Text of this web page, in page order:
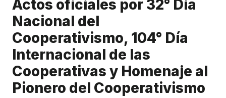
Actos oficiales por 32° Día
Nacional del
Cooperativismo, 104° Día
Internacional de las
Cooperativas y Homenaje al
Pionero del Cooperativismo